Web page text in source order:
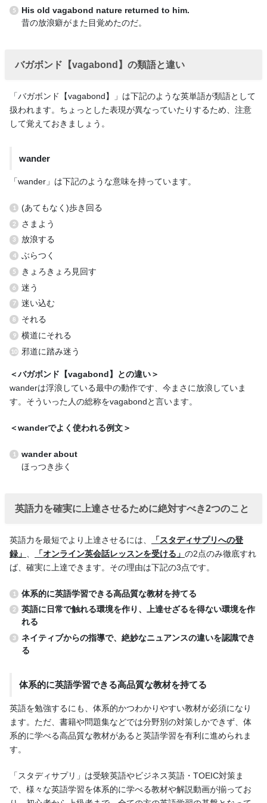
His old vagabond nature returned to him.
昔の放浪癖がまた目覚めたのだ。
バガボンド【vagabond】の類語と違い
「バガボンド【vagabond】」は下記のような英単語が類語として
扱われます。ちょっとした表現が異なっていたりするため、注意
して覚えておきましょう。
wander
「wander」は下記のような意味を持っています。
(あてもなく)歩き回る
さまよう
放浪する
ぶらつく
きょろきょろ見回す
迷う
迷い込む
それる
横道にそれる
邪道に踏み迷う
＜バガボンド【vagabond】との違い＞
wanderは浮浪している最中の動作です、今まさに放浪していま
す。そういった人の総称をvagabondと言います。
＜wanderでよく使われる例文＞
wander about
ほっつき歩く
英語力を確実に上達させるために絶対すべき2つのこと
英語力を最短でより上達させるには、
「スタディサプリへの登
録」
「オンライン英会話レッスンを受ける」 の2点のみ徹底すれ
ば、確実に上達できます。その理由は下記の3点です。
体系的に英語学習できる高品質な教材を持てる
英語に日常で触れる環境を作り、上達せざるを得ない環境を作
れる
ネイティブからの指導で、絶妙なニュアンスの違いを認識でき
る
体系的に英語学習できる高品質な教材を持てる
英語を勉強するにも、体系的かつわかりやすい教材が必須になり
ます。ただ、書籍や問題集などでは分野別の対策しかできず、体
系的に学べる高品質な教材があると英語学習を有利に進められま
す。
「スタディサプリ」は受験英語やビジネス英語・TOEIC対策ま
で、様々な英語学習を体系的に学べる教材や解説動画が揃ってお